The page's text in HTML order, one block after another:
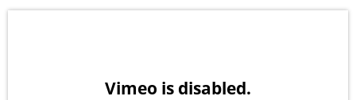
Vimeo is disabled.